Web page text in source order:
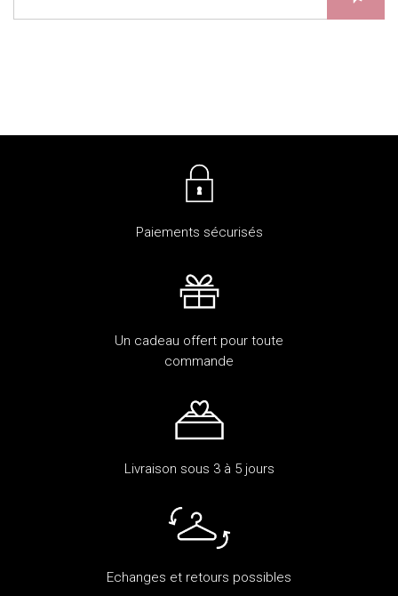
Paiements sécurisés
Un cadeau offert pour toute
commande
Livraison sous 3 à 5 jours
Echanges et retours possibles